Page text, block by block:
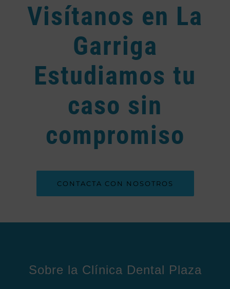
Visítanos en La
Garriga
Estudiamos tu
caso sin
compromiso
CONTACTA CON NOSOTROS
Sobre la Clínica Dental Plaza